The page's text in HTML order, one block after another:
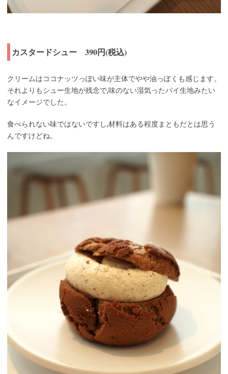
カスタードシュー 390円(税込)
クリームはココナッツっぽい味が主体でやや油っぽくも感じます。
それよりもシュー生地が残念で,味のない湿気ったパイ生地みたい
なイメージでした。
食べられない味ではないですし,材料はある程度まともだとは思う
んですけどね。